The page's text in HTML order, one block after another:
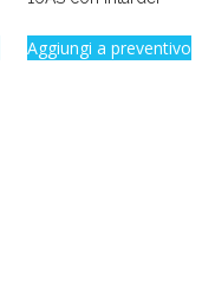
Aggiungi a preventivo